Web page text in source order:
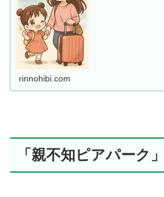
rinnohibi.com
「親不知ピアパーク